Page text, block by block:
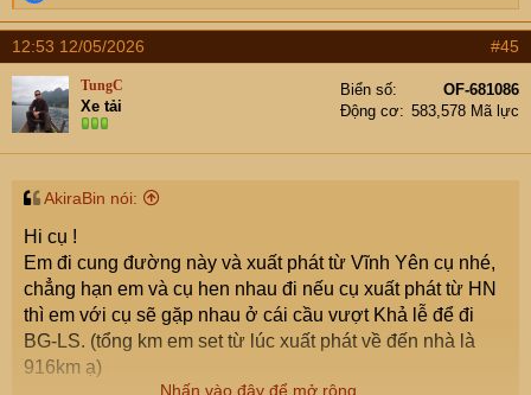
e
a
c
t
i
o
n
s
12:53 12/05/2026 #45
TungC
Xe tải
Biển số
OF-681086
Động cơ
583,578 Mã lực
AkiraBin nói:
Hi cụ !
Em đi cung đường này và xuất phát từ Vĩnh Yên cụ nhé,
chẳng hạn em và cụ hen nhau đi nếu cụ xuất phát từ HN
thì em với cụ sẽ gặp nhau ở cái cầu vượt Khả lễ để đi
BG-LS. (tổng km em set từ lúc xuất phát về đến nhà là
916km ạ)
Nhấn vào đây để mở rộng...